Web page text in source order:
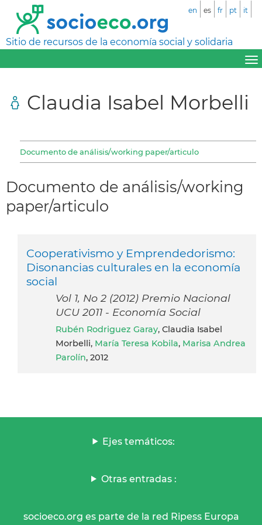
Sitio de recursos de la economía social y solidaria
en es fr pt it
Claudia Isabel Morbelli
Documento de análisis/working paper/articulo
Documento de análisis/working
paper/articulo
Cooperativismo y Emprendedorismo:
Disonancias culturales en la economía
social
Vol 1, No 2 (2012) Premio Nacional
UCU 2011 - Economía Social
Rubén Rodriguez Garay, Claudia Isabel
Morbelli, María Teresa Kobila, Marisa Andrea
Parolín, 2012
Ejes temáticos:
Otras entradas :
socioeco.org es parte de la red Ripess Europa